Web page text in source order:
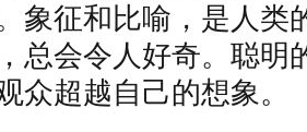
象征和比喻，是人类
总会令人好奇。聪明
众超越自己的想象。